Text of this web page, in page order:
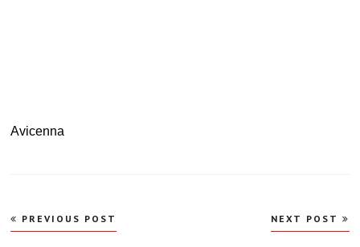
Avicenna
Navegação
de
PREVIOUS POST NEXT POST